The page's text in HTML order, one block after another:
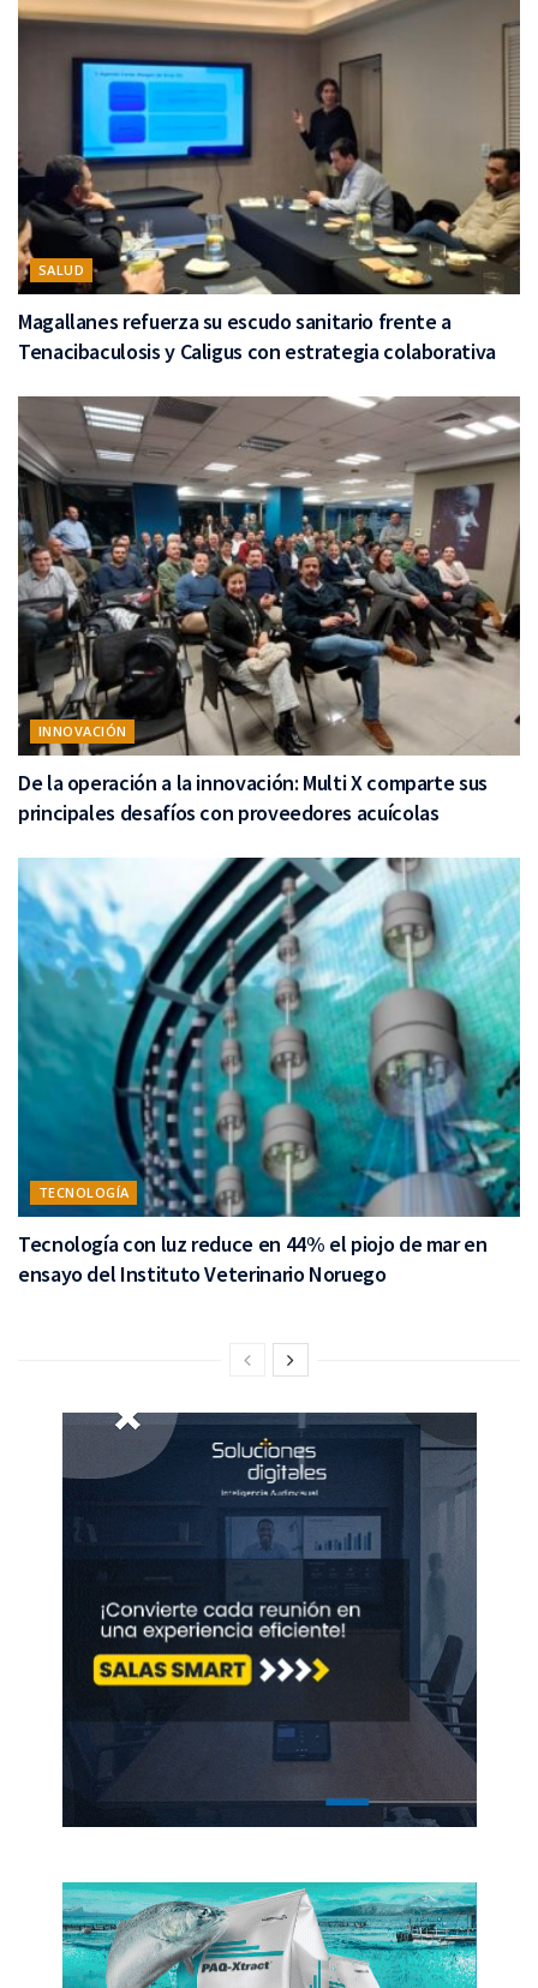
SALUD
Magallanes refuerza su escudo sanitario frente a
Tenacibaculosis y Caligus con estrategia colaborativa
INNOVACIÓN
De la operación a la innovación: Multi X comparte sus
principales desafíos con proveedores acuícolas
TECNOLOGÍA
Tecnología con luz reduce en 44% el piojo de mar en
ensayo del Instituto Veterinario Noruego